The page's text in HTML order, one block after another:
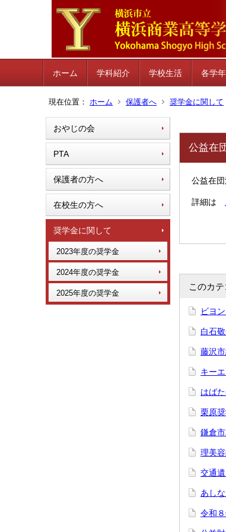
ホーム 学科紹介 学校生活 各学年
現在位置： ホーム 保護者へ 奨学金に関して
おやじの会
PTA
保護者の方へ
在校生の方へ
奨学金に関して
2023年度の奨学金
2024年度の奨学金
2025年度の奨学金
公益在
公益在
詳細は
このカ
ビヨ
白石
藤沢
キー
はば
栗原
鎌倉
理美
交通
あし
令和